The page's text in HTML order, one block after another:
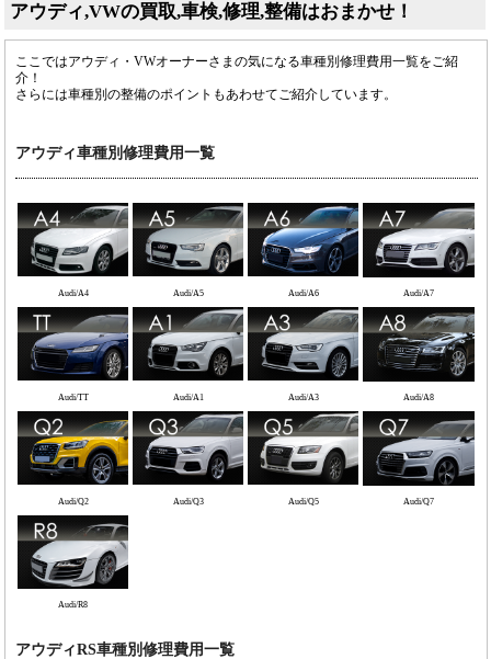
アウディ,VWの買取,車検,修理,整備はおまかせ！
ここではアウディ・VWオーナーさまの気になる車種別修理費用一覧をご紹
介！
さらには車種別の整備のポイントもあわせてご紹介しています。
アウディ車種別修理費用一覧
Audi/A4 Audi/A5 Audi/A6 Audi/A7
Audi/TT Audi/A1 Audi/A3 Audi/A8
Audi/Q2 Audi/Q3 Audi/Q5 Audi/Q7
Audi/R8
アウディRS車種別修理費用一覧